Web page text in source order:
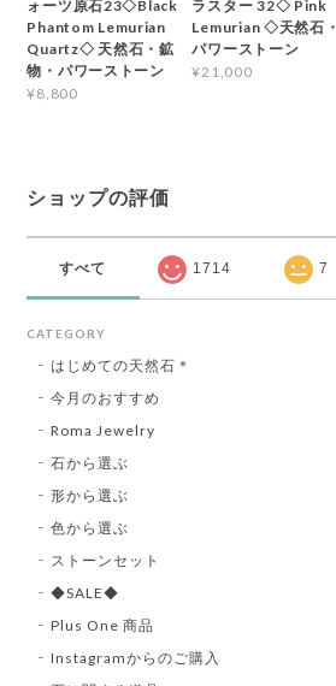
ォーツ原石23◇Black
Phantom Lemurian
Quartz◇ 天然石・鉱
物・パワーストーン
¥8,800
ラスター 32◇ Pink
Lemurian ◇天然石・
パワーストーン
¥21,000
ショップの評価
すべて 1714 7
CATEGORY
はじめての天然石＊
今月のおすすめ
Roma Jewelry
石から選ぶ
形から選ぶ
色から選ぶ
ストーンセット
◆SALE◆
Plus One 商品
Instagramからのご購入